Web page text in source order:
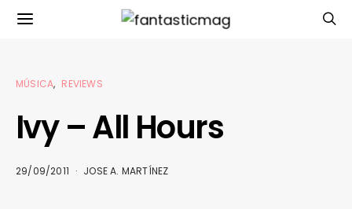
MÚSICA REVIEWS
Ivy – All Hours
29/09/2011 JOSE A. MARTÍNEZ